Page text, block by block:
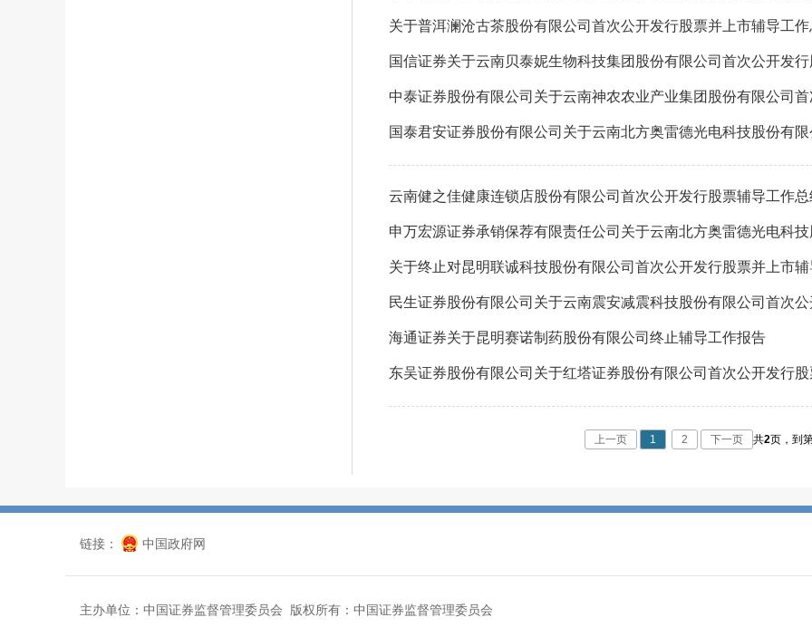
关于普洱澜沧古茶股份有限公司首次公开发行股票并上市辅导工
云南健之佳健康连锁店股份有限公司首次公开发行股票辅导工作
关于终止对昆明联诚科技股份有限公司首次公开发行股票并上市
海通证券关于昆明赛诺制药股份有限公司终止辅导工作报告
东吴证券股份有限公司关于红塔证券股份有限公司首次公开发行
上一页 1 2 下一页 共2页， 到
链接： 中国政府网
主办单位：中国证券监督管理委员会 版权所有：中国证券监督管理委员会